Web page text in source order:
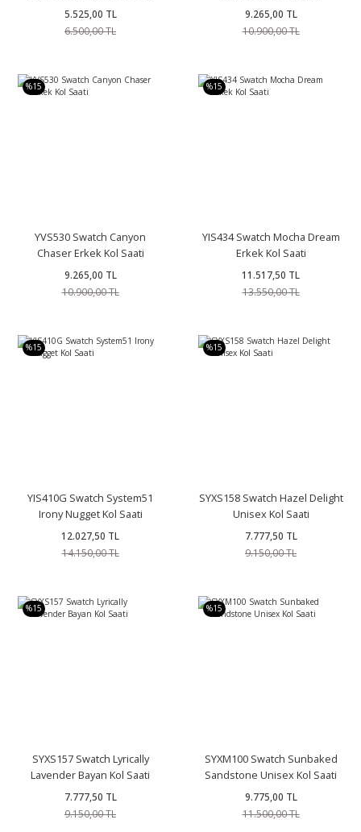
5.525,00 TL
6.500,00 TL
9.265,00 TL
10.900,00 TL
%15
YVS530 Swatch Canyon
Chaser Erkek Kol Saati
9.265,00 TL
10.900,00 TL
%15
YIS434 Swatch Mocha Dream
Erkek Kol Saati
11.517,50 TL
13.550,00 TL
%15
YIS410G Swatch System51
Irony Nugget Kol Saati
12.027,50 TL
14.150,00 TL
%15
SYXS158 Swatch Hazel Delight
Unisex Kol Saati
7.777,50 TL
9.150,00 TL
%15
SYXS157 Swatch Lyrically
Lavender Bayan Kol Saati
7.777,50 TL
9.150,00 TL
%15
SYXM100 Swatch Sunbaked
Sandstone Unisex Kol Saati
9.775,00 TL
11.500,00 TL